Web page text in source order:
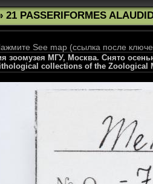
21 PASSERIFORMES
See map (ссылка после
зоомузея МГУ, Москва. Снято
collections of the Zoological